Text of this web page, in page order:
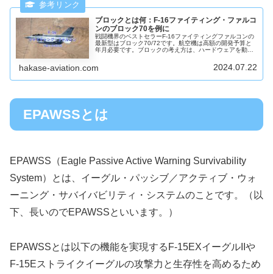
ブロックとは何：F-16ファイティング・ファルコ
ンのブロック70を例に
戦闘機界のベストセラーF-16ファイティングファルコンの
最新型はブロック70/72です。航空機は高額の開発予算と
年月必要です。ブロックの考え方は、ハードウェアを動か
hakase-aviation.com 2024.07.22
EPAWSSとは
EPAWSS（Eagle Passive Active Warning Survivability
System）とは、イーグル・パッシブ／アクティブ・ウォ
ーニング・サバイバビリティ・システムのことです。（以
下、長いのでEPAWSSといいます。）
EPAWSSとは以下の機能を実現するF-15EXイーグルIIや
F-15Eストライクイーグルの攻撃力と生存性を高めるため